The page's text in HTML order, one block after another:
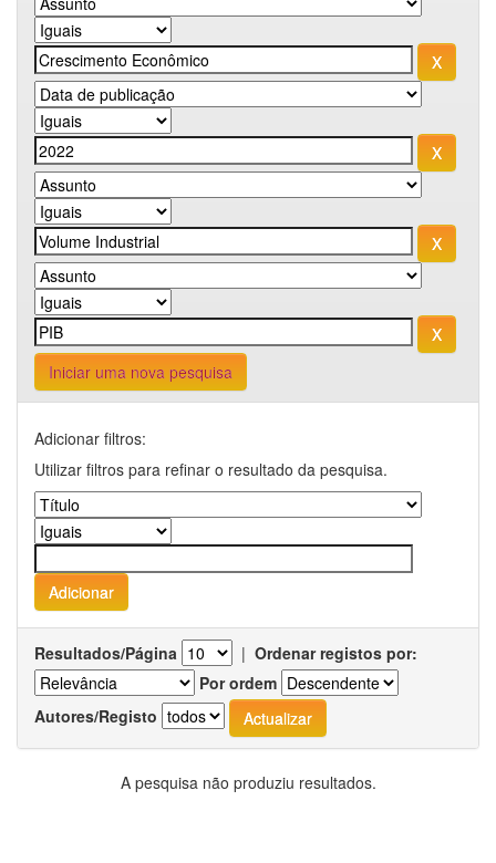
Iniciar uma nova pesquisa
Adicionar filtros:
Utilizar filtros para refinar o resultado da pesquisa.
Resultados/Página | Ordenar registos por:
Por ordem
Autores/Registo
A pesquisa não produziu resultados.